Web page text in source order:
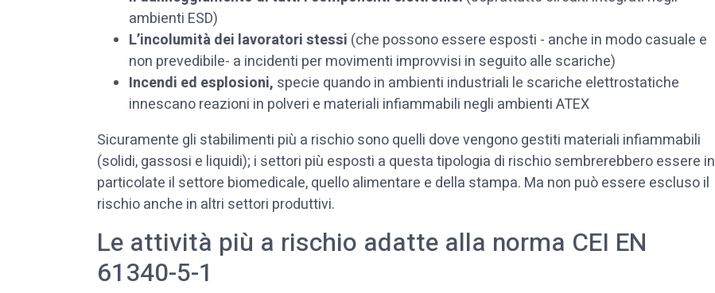
ambienti ESD)
L’incolumità dei lavoratori stessi (che possono essere esposti - anche in modo casuale e
non prevedibile- a incidenti per movimenti improvvisi in seguito alle scariche)
Incendi ed esplosioni, specie quando in ambienti industriali le scariche elettrostatiche
innescano reazioni in polveri e materiali infiammabili negli ambienti ATEX
Sicuramente gli stabilimenti più a rischio sono quelli dove vengono gestiti materiali infiammabili
(solidi, gassosi e liquidi); i settori più esposti a questa tipologia di rischio sembrerebbero essere in
particolate il settore biomedicale, quello alimentare e della stampa. Ma non può essere escluso il
rischio anche in altri settori produttivi.
Le attività più a rischio adatte alla norma CEI EN
61340-5-1